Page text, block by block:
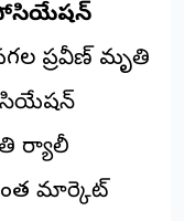
పగడాల ప్రవీణ్ మృతి
ర్యాలీ
మార్కెట్